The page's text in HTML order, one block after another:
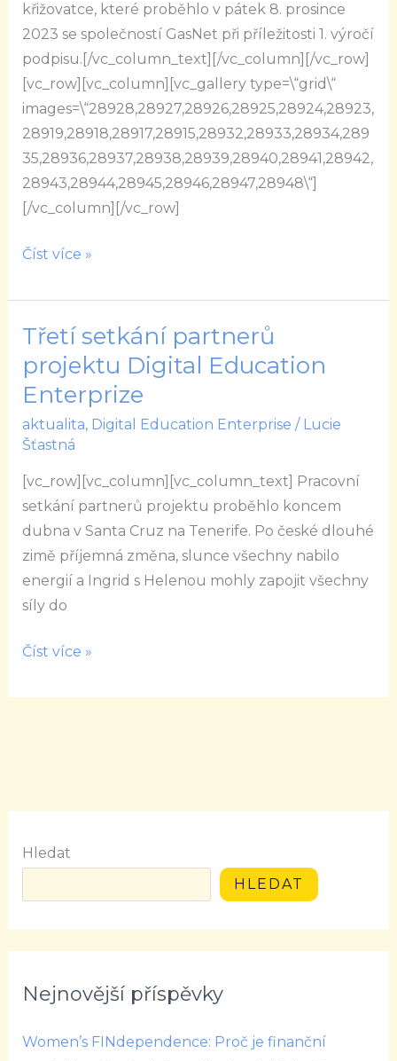
křižovatce, které proběhlo v pátek 8. prosince
2023 se společností GasNet při příležitosti 1. výročí
podpisu.[/vc_column_text][/vc_column][/vc_row]
[vc_row][vc_column][vc_gallery type=\“grid\“
images=\“28928,28927,28926,28925,28924,28923,
28919,28918,28917,28915,28932,28933,28934,289
35,28936,28937,28938,28939,28940,28941,28942,
28943,28944,28945,28946,28947,28948\“]
[/vc_column][/vc_row]
Číst více »
Třetí setkání partnerů
projektu Digital Education
Enterprize
aktualita, Digital Education Enterprise / Lucie
Šťastná
[vc_row][vc_column][vc_column_text] Pracovní
setkání partnerů projektu proběhlo koncem
dubna v Santa Cruz na Tenerife. Po české dlouhé
zimě příjemná změna, slunce všechny nabilo
energií a Ingrid s Helenou mohly zapojit všechny
síly do
Třetí
setkání
partnerů
projektu
Digital
Enterprize
Číst více »
Hledat
HLEDAT
Nejnovější příspěvky
Women’s FINdependence: Proč je finanční